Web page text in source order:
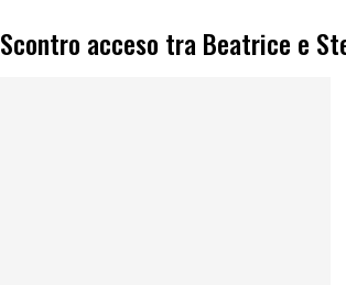
Scontro acceso tra Beatrice e